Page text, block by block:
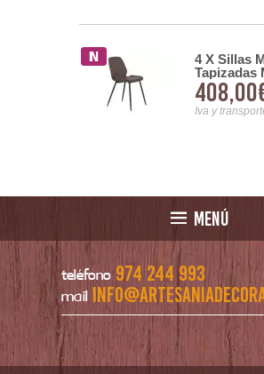
4 X Sillas
Tapizadas
Patas
Atiganta
Iva y
MENÚ
teléfono 974 244 993
mail